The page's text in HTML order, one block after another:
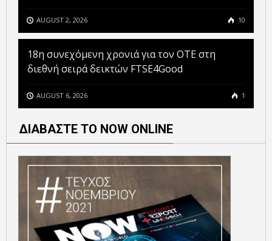
AUGUST 2, 2026 10
18η συνεχόμενη χρονιά για τον ΟΤΕ στη
διεθνή σειρά δεικτών FTSE4Good
AUGUST 6, 2026 1
ΔΙΑΒΑΣΤΕ ΤΟ NOW ONLINE